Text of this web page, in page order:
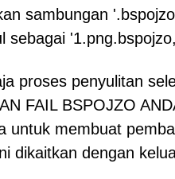
sambungan
sebagai
proses penyulitan
FAIL BSPOJZO
untuk membuat
dikaitkan dengan